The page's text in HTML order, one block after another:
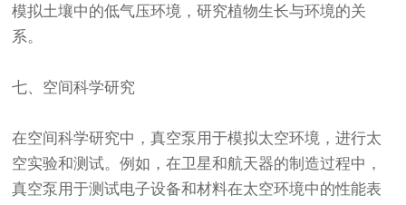
模拟土壤中的低气压环境，研究植物生长与环境的关
系。
七、空间科学研究
在空间科学研究中，真空泵用于模拟太空环境，进行太
空实验和测试。例如，在卫星和航天器的制造过程中，
真空泵用于测试电子设备和材料在太空环境中的性能表